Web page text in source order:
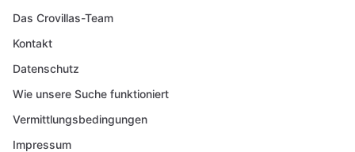
Das Crovillas-Team
Kontakt
Datenschutz
Wie unsere Suche funktioniert
Vermittlungsbedingungen
Impressum